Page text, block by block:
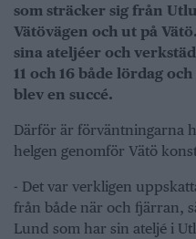
som sträcker sig från
Vätövägen och ut på
sina ateljéer och
11 och 16 både lördag
blev en succé.
Därför är förväntningarna
helgen genomför Vätö
- Det var verkligen
från både när och fjärran,
Lund som har sin ateljé i